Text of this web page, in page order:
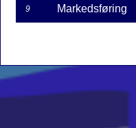
9 Markedsføring